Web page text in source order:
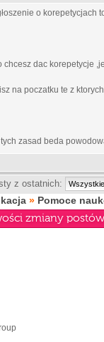
o korepetycjach
chcesz dac korepetycje
na poczatku te z
zasad beda
z ostatnich:
» Pomoce
zmiany